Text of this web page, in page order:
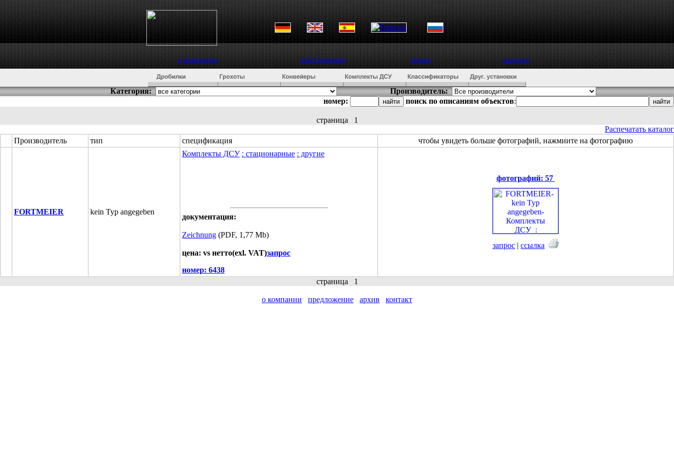
о компании предложение архив контакт
Категория:
Производитель:
номер:
поиск по описаниям объектов:
страница 1
Распечатать каталог
Производитель
тип спецификация чтобы увидеть больше фотографий, нажмиите на фотографию
FORTMEIER kein Typ angegeben
Комплекты ДСУ : стационарные : другие
документация:
Zeichnung (PDF, 1,77 Mb)
цена: vs нетто(exl. VAT)запрос
номер: 6438
фотографий: 57
запрос | ссылка
страница 1
о компании предложение архив контакт